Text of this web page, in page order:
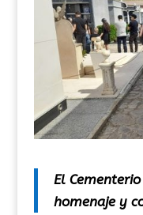
El
homenaje y